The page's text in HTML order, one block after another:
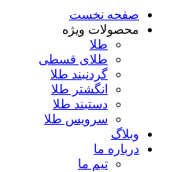
صفحه نخست
محصولات ویژه
طلا
طلای قسطی
گردنبند طلا
انگشتر طلا
دستبند طلا
سرویس طلا
وبلاگ
درباره ما
تیم ما